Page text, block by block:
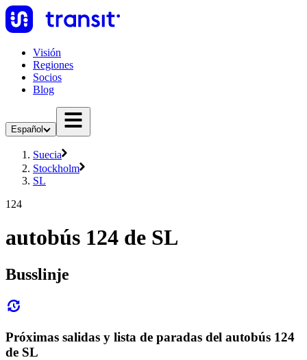
Visión
Regiones
Socios
Blog
Español
Suecia
Stockholm
SL
124
autobús 124 de SL
Busslinje
Próximas salidas y lista de paradas del autobús 124
de SL